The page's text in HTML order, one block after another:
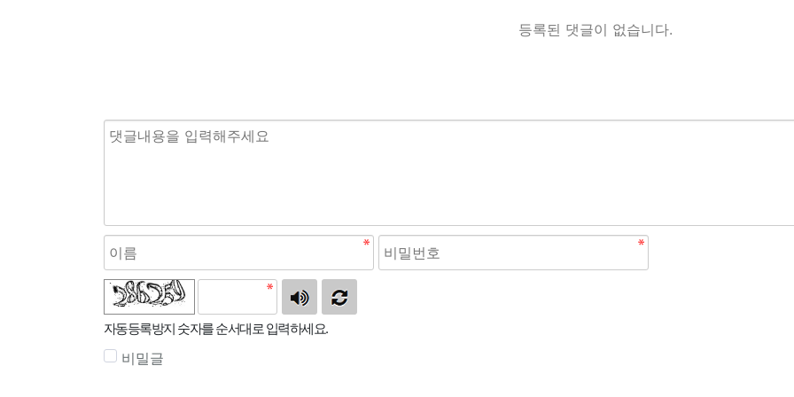
등록된 댓글이 없습니다.
자동등록방지 숫자를 순서대로 입력하세요.
비밀글